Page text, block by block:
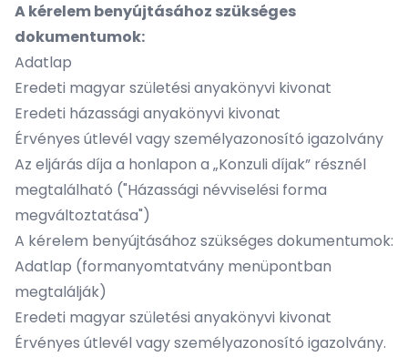
A kérelem benyújtásához szükséges
dokumentumok:
Adatlap
Eredeti magyar születési anyakönyvi kivonat
Eredeti házassági anyakönyvi kivonat
Érvényes útlevél vagy személyazonosító igazolvány
Az eljárás díja a honlapon a „Konzuli díjak” résznél
megtalálható ("Házassági névviselési forma
megváltoztatása")
A kérelem benyújtásához szükséges dokumentumok:
Adatlap (formanyomtatvány menüpontban
megtalálják)
Eredeti magyar születési anyakönyvi kivonat
Érvényes útlevél vagy személyazonosító igazolvány.